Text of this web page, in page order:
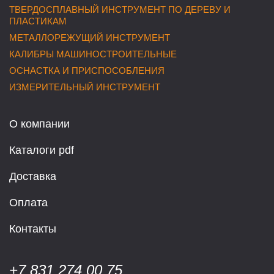
ТВЕРДОСПЛАВНЫЙ ИНСТРУМЕНТ ПО ДЕРЕВУ И
ПЛАСТИКАМ
МЕТАЛЛОРЕЖУЩИЙ ИНСТРУМЕНТ
КАЛИБРЫ МАШИНОСТРОИТЕЛЬНЫЕ
ОСНАСТКА И ПРИСПОСОБЛЕНИЯ
ИЗМЕРИТЕЛЬНЫЙ ИНСТРУМЕНТ
О компании
Каталоги pdf
Доставка
Оплата
Контакты
+7 831 274 00 75